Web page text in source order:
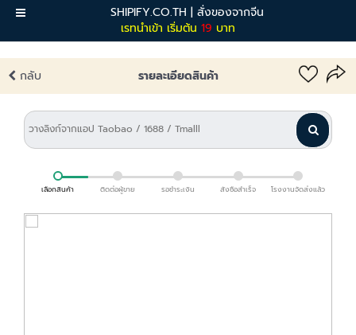
SHIPIFY.CO.TH | สั่งของจากจีน
เรทนำเข้า เริ่มต้น 19 บาท
เมนู
กลับ รายละเอียดสินค้า
เลือกสินค้า ติดต่อผู้ขาย รอชำระเงิน สั่งซื้อสำเร็จ โรงงานจัดส่งแล้ว